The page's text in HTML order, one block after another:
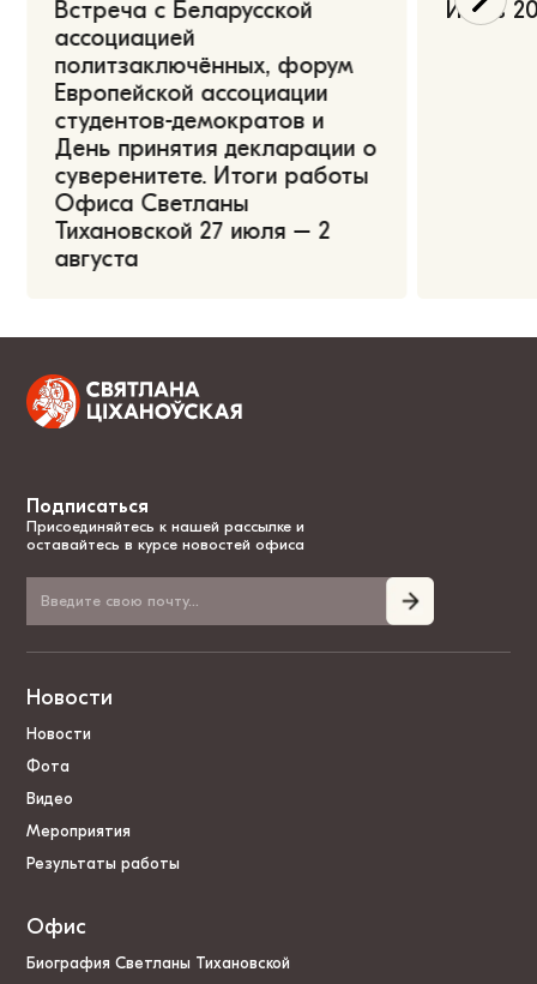
Встреча с Беларусской
ассоциацией
политзаключённых, форум
Европейской ассоциации
студентов-демократов и
День принятия декларации о
суверенитете. Итоги работы
Офиса Светланы
Тихановской 27 июля – 2
августа
Июль
Подписаться
Присоединяйтесь к нашей рассылке и
оставайтесь в курсе новостей офиса
Новости
Новости
Фота
Видео
Мероприятия
Результаты работы
Офис
Биография Светланы Тихановской